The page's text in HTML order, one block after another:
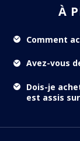
À
Comment
Avez-vous
Dois-je
est assis